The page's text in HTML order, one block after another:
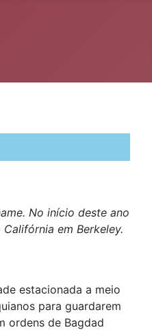
No início deste ano
em Berkeley.
estacionada a meio
para guardarem
ordens de Bagdad